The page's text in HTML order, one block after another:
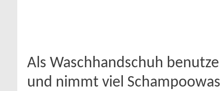
Als Waschhandschuh
und nimmt viel